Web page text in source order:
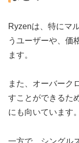
Ryzenは、特にマ
うユーザーや、価
ます。
また、オーバーク
すことができるた
にも向いています。